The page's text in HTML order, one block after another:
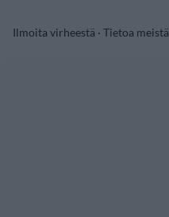
Ilmoita virheestä · Tietoa meistä